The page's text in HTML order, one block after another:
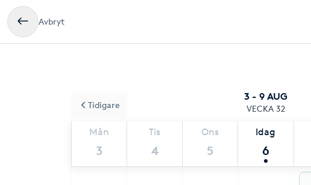
Avbryt
3 - 9 AUG
VECKA 32
Mån
3
Tis
4
Ons
5
Idag
6
Tidigare